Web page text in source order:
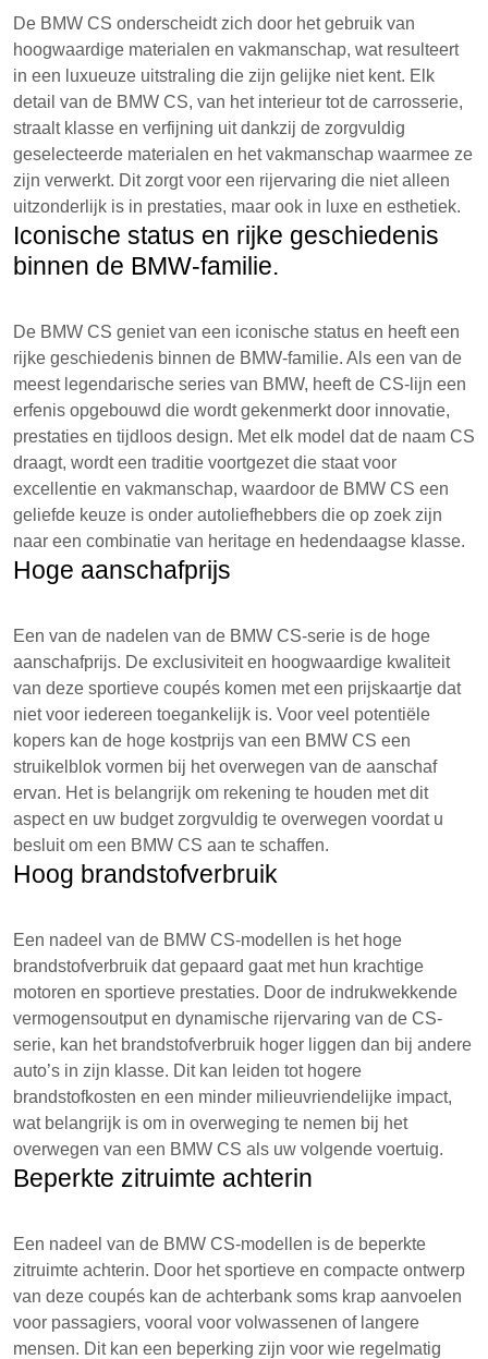
De BMW CS onderscheidt zich door het gebruik van
hoogwaardige materialen en vakmanschap, wat resulteert
in een luxueuze uitstraling die zijn gelijke niet kent. Elk
detail van de BMW CS, van het interieur tot de carrosserie,
straalt klasse en verfijning uit dankzij de zorgvuldig
geselecteerde materialen en het vakmanschap waarmee ze
zijn verwerkt. Dit zorgt voor een rijervaring die niet alleen
uitzonderlijk is in prestaties, maar ook in luxe en esthetiek.
Iconische status en rijke geschiedenis
binnen de BMW-familie.
De BMW CS geniet van een iconische status en heeft een
rijke geschiedenis binnen de BMW-familie. Als een van de
meest legendarische series van BMW, heeft de CS-lijn een
erfenis opgebouwd die wordt gekenmerkt door innovatie,
prestaties en tijdloos design. Met elk model dat de naam CS
draagt, wordt een traditie voortgezet die staat voor
excellentie en vakmanschap, waardoor de BMW CS een
geliefde keuze is onder autoliefhebbers die op zoek zijn
naar een combinatie van heritage en hedendaagse klasse.
Hoge aanschafprijs
Een van de nadelen van de BMW CS-serie is de hoge
aanschafprijs. De exclusiviteit en hoogwaardige kwaliteit
van deze sportieve coupés komen met een prijskaartje dat
niet voor iedereen toegankelijk is. Voor veel potentiële
kopers kan de hoge kostprijs van een BMW CS een
struikelblok vormen bij het overwegen van de aanschaf
ervan. Het is belangrijk om rekening te houden met dit
aspect en uw budget zorgvuldig te overwegen voordat u
besluit om een BMW CS aan te schaffen.
Hoog brandstofverbruik
Een nadeel van de BMW CS-modellen is het hoge
brandstofverbruik dat gepaard gaat met hun krachtige
motoren en sportieve prestaties. Door de indrukwekkende
vermogensoutput en dynamische rijervaring van de CS-
serie, kan het brandstofverbruik hoger liggen dan bij andere
auto’s in zijn klasse. Dit kan leiden tot hogere
brandstofkosten en een minder milieuvriendelijke impact,
wat belangrijk is om in overweging te nemen bij het
overwegen van een BMW CS als uw volgende voertuig.
Beperkte zitruimte achterin
Een nadeel van de BMW CS-modellen is de beperkte
zitruimte achterin. Door het sportieve en compacte ontwerp
van deze coupés kan de achterbank soms krap aanvoelen
voor passagiers, vooral voor volwassenen of langere
mensen. Dit kan een beperking zijn voor wie regelmatig